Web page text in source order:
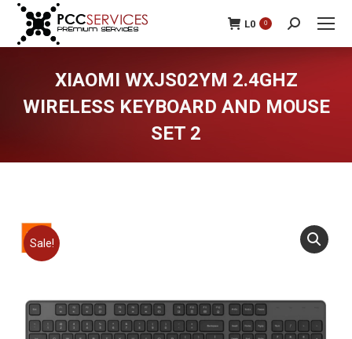
L0 0 Search:
XIAOMI WXJS02YM 2.4GHZ
WIRELESS KEYBOARD AND MOUSE
SET 2
Sale!